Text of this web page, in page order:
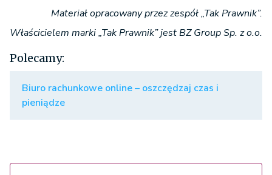
Materiał opracowany przez zespół „Tak Prawnik”.
Właścicielem marki „Tak Prawnik” jest BZ Group Sp. z o.o.
Polecamy:
Biuro rachunkowe online – oszczędzaj czas i
pieniądze